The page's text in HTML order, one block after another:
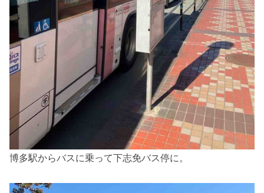
博多駅からバスに乗って下志免バス停に。